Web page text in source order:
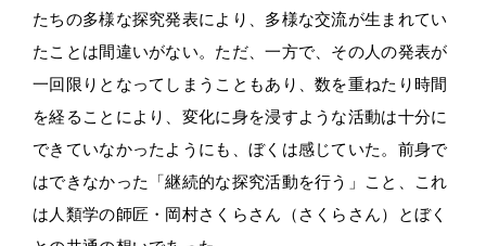
たちの多様な探究発表により、多様な交流が生まれてい
たことは間違いがない。ただ、一方で、その人の発表が
一回限りとなってしまうこともあり、数を重ねたり時間
を経ることにより、変化に身を浸すような活動は十分に
できていなかったようにも、ぼくは感じていた。前身で
はできなかった「継続的な探究活動を行う」こと、これ
は人類学の師匠・岡村さくらさん（さくらさん）とぼく